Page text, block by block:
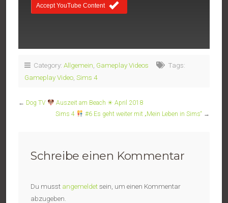
Accept YouTube Content
Category: Allgemein Gameplay Videos
Tags:
Gameplay Video Sims 4
← Dog TV
Auszeit am Beach ☀ April 2018
Sims 4
#6 Es geht weiter mit „Mein Leben in Sims“ →
Schreibe einen Kommentar
Du musst angemeldetsein, um einen Kommentar
abzugeben.